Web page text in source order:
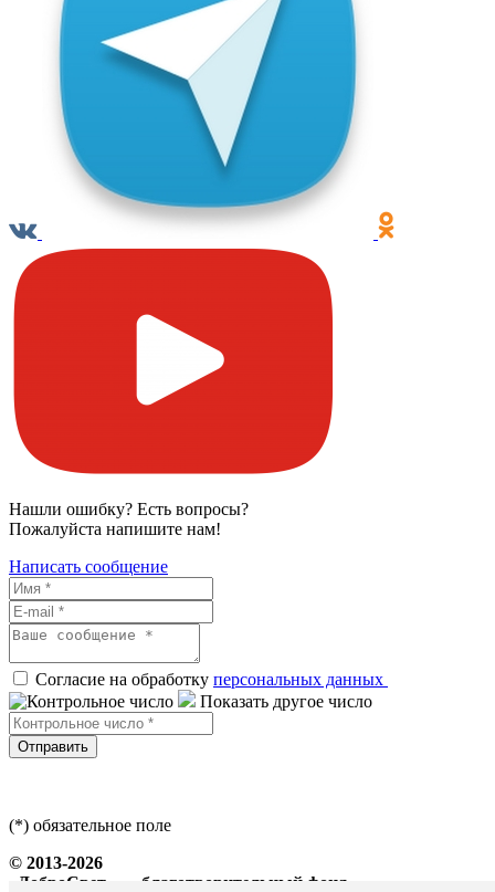
Нашли ошибку? Есть вопросы?
Пожалуйста напишите нам!
Написать сообщение
Согласие на обработку персональных данных
Показать другое число
Отправить
(*) обязательное поле
© 2013-2026
«ДоброСвет» — благотворительный фонд